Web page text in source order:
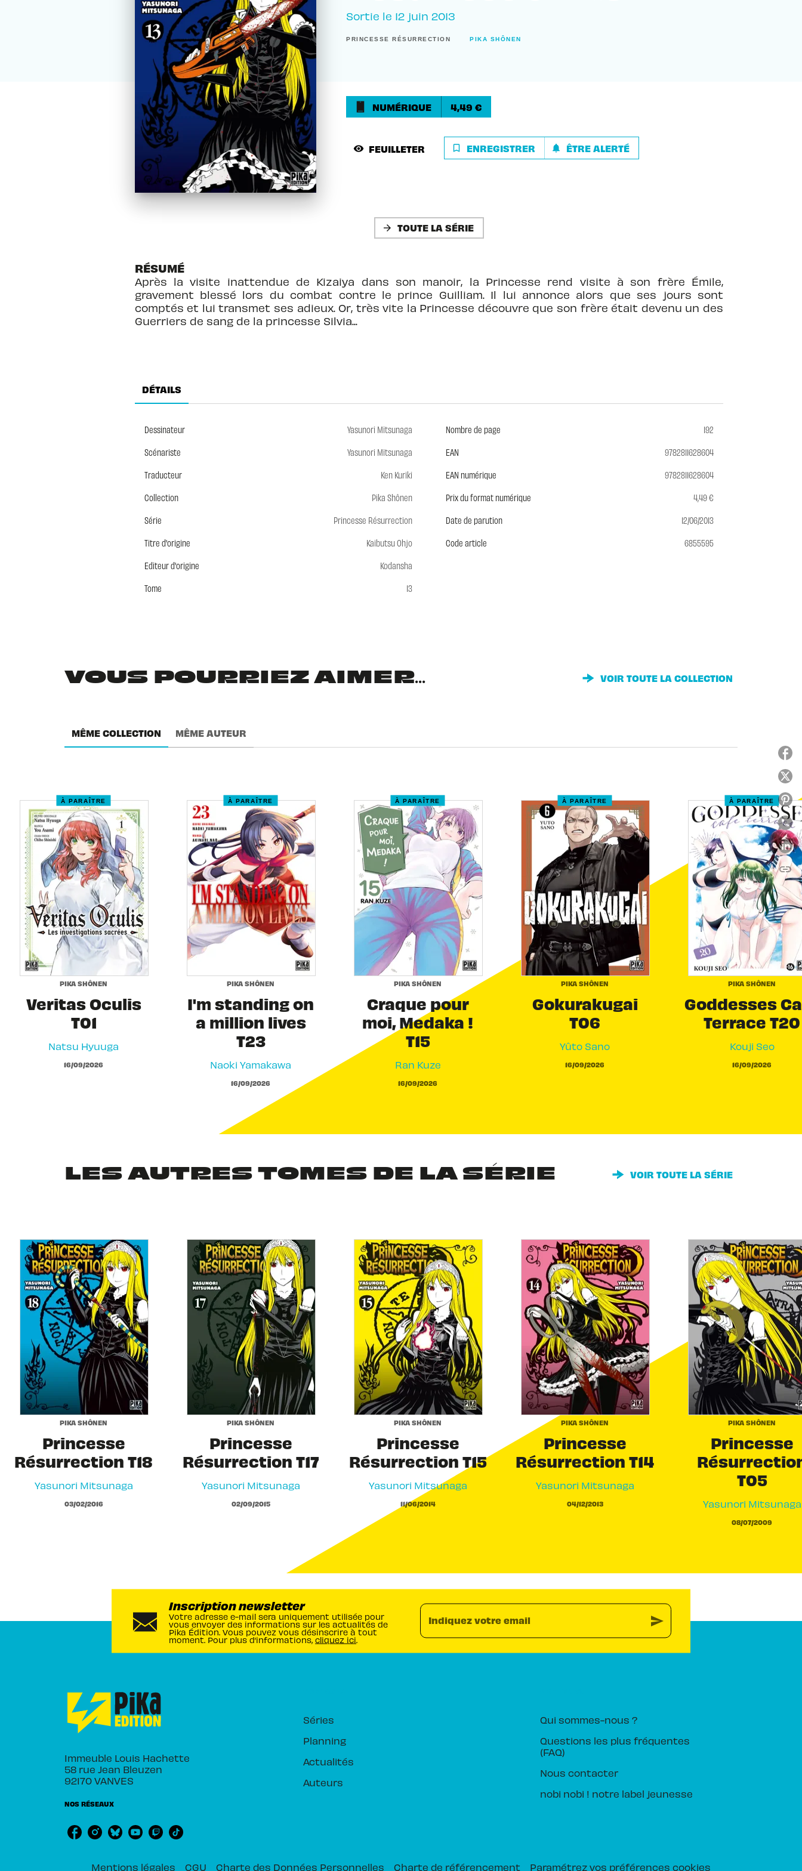
Sortie le 12 juin 2013
PRINCESSE RÉSURRECTION PIKA SHÔNEN
NUMÉRIQUE 4,49 €
visibility FEUILLETER bookmark_border ENREGISTRER notifications ÊTRE ALERTÉ
arrow_forward TOUTE LA SÉRIE
RÉSUMÉ
Après la visite inattendue de Kizaiya dans son manoir, la Princesse rend visite à son frère Émile,
gravement blessé lors du combat contre le prince Guilliam. Il lui annonce alors que ses jours sont
comptés et lui transmet ses adieux. Or, très vite la Princesse découvre que son frère était devenu un des
Guerriers de sang de la princesse Silvia...
DÉTAILS
Dessinateur
Yasunori Mitsunaga
Scénariste
Yasunori Mitsunaga
Traducteur
Ken Kuriki
Collection
Pika Shônen
Série
Princesse Résurrection
Titre d'origine
Kaibutsu Ohjo
Editeur d'origine
Kodansha
Tome
13
Nombre de page
192
EAN
9782811628604
EAN numérique
9782811628604
Prix du format numérique
4,49 €
Date de parution
12/06/2013
Code article
6855595
VOUS POURRIEZ AIMER... VOIR TOUTE LA COLLECTION
MÊME COLLECTION MÊME AUTEUR
À PARAÎTRE
PIKA SHÔNEN
Veritas Oculis
T01
Natsu Hyuuga
16/09/2026
À PARAÎTRE
PIKA SHÔNEN
I'm standing on
a million lives
T23
Naoki Yamakawa
16/09/2026
À PARAÎTRE
PIKA SHÔNEN
Craque pour
moi, Medaka !
T15
Ran Kuze
16/09/2026
À PARAÎTRE
PIKA SHÔNEN
Gokurakugai
T06
Yûto Sano
16/09/2026
À PARAÎTRE
PIKA SHÔNEN
Goddesses
Terrace T20
Kouji Seo
16/09/2026
LES AUTRES TOMES DE LA SÉRIE VOIR TOUTE LA SÉRIE
PIKA SHÔNEN
Princesse
Résurrection T18
Yasunori Mitsunaga
03/02/2016
PIKA SHÔNEN
Princesse
Résurrection T17
Yasunori Mitsunaga
02/09/2015
PIKA SHÔNEN
Princesse
Résurrection T15
Yasunori Mitsunaga
11/06/2014
PIKA SHÔNEN
Princesse
Résurrection T14
Yasunori Mitsunaga
04/12/2013
PIKA SHÔNEN
Princesse
T05
Yasunori Mitsunaga
08/07/2009
link
Inscription newsletter
Votre adresse e-mail sera uniquement utilisée pour
vous envoyer des informations sur les actualités de
Pika Édition. Vous pouvez vous désinscrire à tout
moment. Pour plus d’informations, cliquez ici
Indiquez votre email send
Immeuble Louis Hachette
58 rue Jean Bleuzen
92170 VANVES
NOS RÉSEAUX
Séries
Planning
Actualités
Auteurs
Qui sommes-nous ?
Questions les plus fréquentes
(FAQ)
Nous contacter
nobi nobi ! notre label jeunesse
Mentions légales CGU Charte des Données Personnelles Charte de référencement Paramétrez vos préférences cookies